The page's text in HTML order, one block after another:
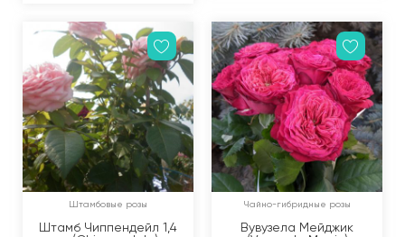
Штамбовые розы
Штамб Чиппендейл 1,4
Чайно-гибридные розы
Вувузела Мейджик